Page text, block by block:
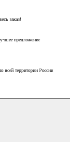
заказ!
предложение
всей территории России